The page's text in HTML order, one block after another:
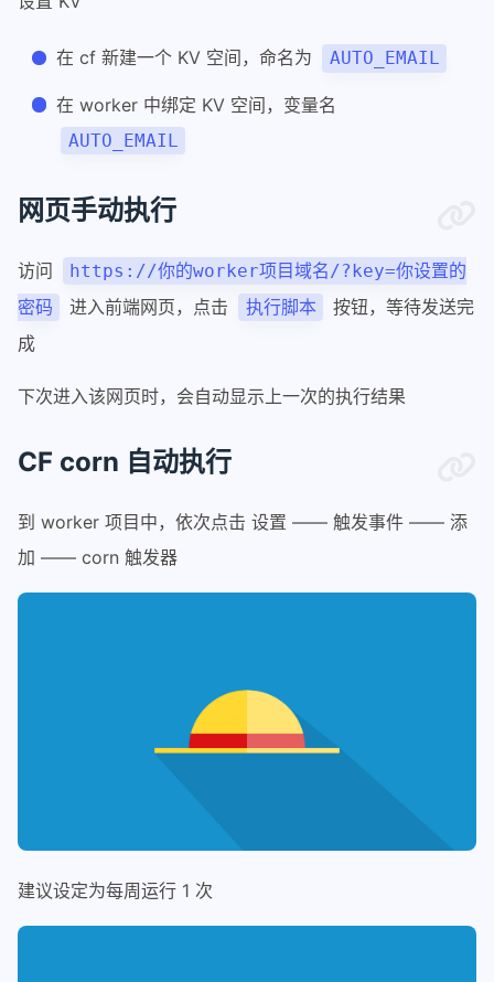
在 cf 新建一个 KV 空间，命名为 AUTO_EMAIL
在 worker 中绑定 KV 空间，变量名
AUTO_EMAIL
网页手动执行
访问
https://你的worker项目域名/?key=你设置的
密码
进入前端网页，点击 执行脚本
按钮，等待发送完
成
下次进入该网页时，会自动显示上一次的执行结果
CF corn 自动执行
到 worker 项目中，依次点击 设置 —— 触发事件 —— 添
加 —— corn 触发器
建议设定为每周运行 1 次